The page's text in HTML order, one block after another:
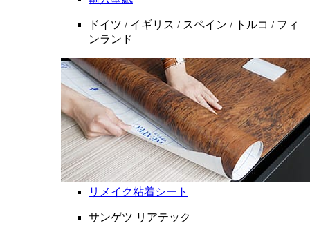
ドイツ / イギリス / スペイン / トルコ / フィ
ンランド
リメイク粘着シート
サンゲツ リアテック